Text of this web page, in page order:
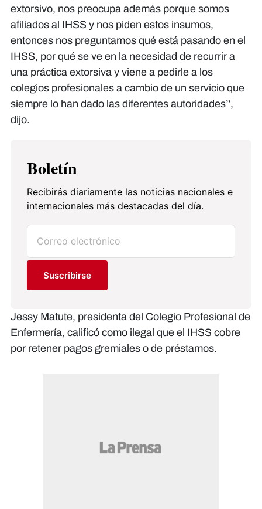
extorsivo, nos preocupa además porque somos
afiliados al IHSS y nos piden estos insumos,
entonces nos preguntamos qué está pasando en el
IHSS, por qué se ve en la necesidad de recurrir a
una práctica extorsiva y viene a pedirle a los
colegios profesionales a cambio de un servicio que
siempre lo han dado las diferentes autoridades”,
dijo.
Boletín
Recibirás diariamente las noticias nacionales e
internacionales más destacadas del día.
Suscribirse
Jessy Matute, presidenta del Colegio Profesional de
Enfermería, calificó como ilegal que el IHSS cobre
por retener pagos gremiales o de préstamos.